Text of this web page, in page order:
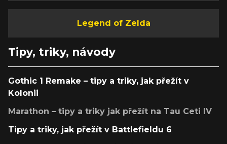
Legend of Zelda
Tipy, triky, návody
Gothic 1 Remake – tipy a triky, jak přežít v
Kolonii
Marathon – tipy a triky jak přežít na Tau Ceti IV
Tipy a triky, jak přežít v Battlefieldu 6